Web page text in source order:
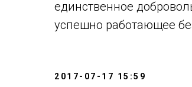
единственное
успешно работающее
2017-07-17 15:59